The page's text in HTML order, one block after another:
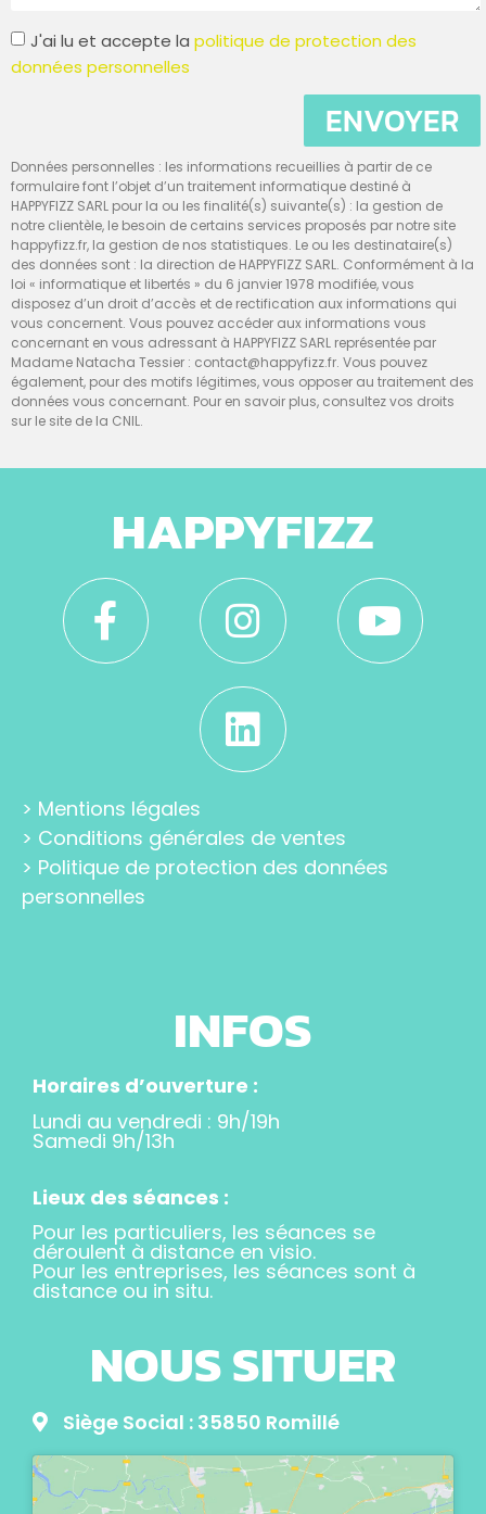
J'ai lu et accepte la politique de protection des
données personnelles
ENVOYER
Données personnelles : les informations recueillies à partir de ce
formulaire font l’objet d’un traitement informatique destiné à
HAPPYFIZZ SARL pour la ou les finalité(s) suivante(s) : la gestion de
notre clientèle, le besoin de certains services proposés par notre site
happyfizz.fr, la gestion de nos statistiques. Le ou les destinataire(s)
des données sont : la direction de HAPPYFIZZ SARL. Conformément à la
loi « informatique et libertés » du 6 janvier 1978 modifiée, vous
disposez d’un droit d’accès et de rectification aux informations qui
vous concernent. Vous pouvez accéder aux informations vous
concernant en vous adressant à HAPPYFIZZ SARL représentée par
Madame Natacha Tessier : contact@happyfizz.fr. Vous pouvez
également, pour des motifs légitimes, vous opposer au traitement des
données vous concernant. Pour en savoir plus, consultez vos droits
sur le site de la CNIL.
HAPPYFIZZ
> Mentions légales
> Conditions générales de ventes
> Politique de protection des données
personnelles
INFOS
Horaires d’ouverture :
Lundi au vendredi : 9h/19h
Samedi 9h/13h
Lieux des séances :
Pour les particuliers, les séances se
déroulent à distance en visio.
Pour les entreprises, les séances sont à
distance ou in situ.
NOUS SITUER
Siège Social : 35850 Romillé